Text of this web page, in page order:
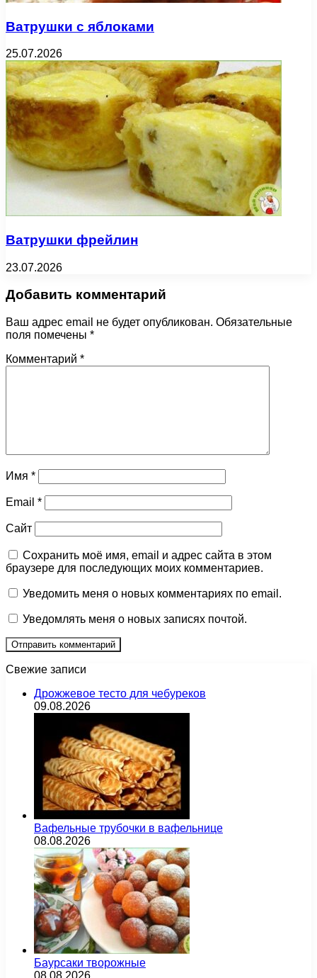
Ватрушки с яблоками
25.07.2026
Ватрушки фрейлин
23.07.2026
Добавить комментарий
Ваш адрес email не будет опубликован. Обязательные
поля помечены *
Комментарий *
Имя *
Email *
Сайт
Сохранить моё имя, email и адрес сайта в этом
браузере для последующих моих комментариев.
Уведомить меня о новых комментариях по email.
Уведомлять меня о новых записях почтой.
Свежие записи
Дрожжевое тесто для чебуреков
09.08.2026
Вафельные трубочки в вафельнице
08.08.2026
Баурсаки творожные